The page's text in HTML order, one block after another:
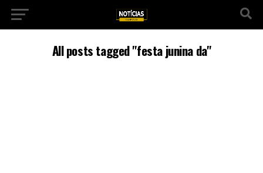
All posts tagged "festa junina da"